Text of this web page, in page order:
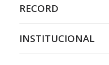
RECORD
INSTITUCIONAL